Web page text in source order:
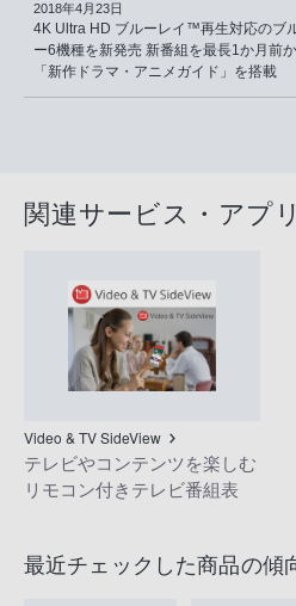
2018年4月23日
4K Ultra HD ブルーレイ™再生対応のブ
ー6機種を新発売 新番組を最長1か月前
「新作ドラマ・アニメガイド」を搭載
関連サービス・アプリ
Video & TV SideView
テレビやコンテンツを楽しむ
リモコン付きテレビ番組表
最近チェックした商品の傾